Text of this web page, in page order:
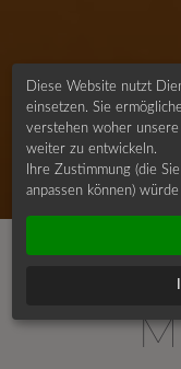
Diese Website nutzt
einsetzen. Sie
verstehen woher
weiter zu entwickeln.
Ihre Zustimmung (die
anpassen können)